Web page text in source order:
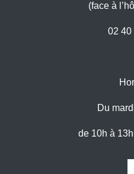
(face à
02 40
Du
de 10h à